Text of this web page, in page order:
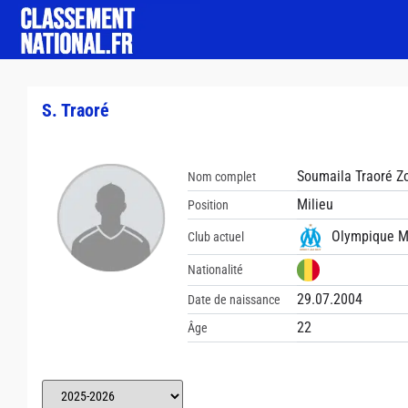
S. Traoré
Nom complet Soumaila Traoré
Position Milieu
Club actuel Olympique
Nationalité
Date de naissance 29.07.2004
Âge 22